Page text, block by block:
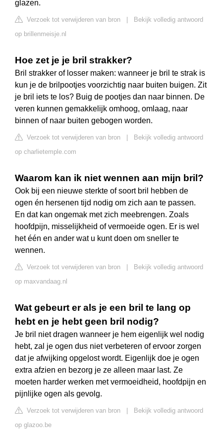
glazen.
Verzoek tot verwijderen van bron
Bekijk volledig antwoord
op brillenmeisje.nl
Hoe zet je je bril strakker?
Bril strakker of losser maken: wanneer je bril te strak is
kun je de brilpootjes voorzichtig naar buiten buigen. Zit
je bril iets te los? Buig de pootjes dan naar binnen. De
veren kunnen gemakkelijk omhoog, omlaag, naar
binnen of naar buiten gebogen worden.
Verzoek tot verwijderen van bron
Bekijk volledig antwoord
op charlietemple.com
Waarom kan ik niet wennen aan mijn bril?
Ook bij een nieuwe sterkte of soort bril hebben de
ogen én hersenen tijd nodig om zich aan te passen.
En dat kan ongemak met zich meebrengen. Zoals
hoofdpijn, misselijkheid of vermoeide ogen. Er is wel
het één en ander wat u kunt doen om sneller te
wennen.
Verzoek tot verwijderen van bron
Bekijk volledig antwoord
op maxvandaag.nl
Wat gebeurt er als je een bril te lang op
hebt en je hebt geen bril nodig?
Je bril niet dragen wanneer je hem eigenlijk wel nodig
hebt, zal je ogen dus niet verbeteren of ervoor zorgen
dat je afwijking opgelost wordt. Eigenlijk doe je ogen
extra afzien en bezorg je ze alleen maar last. Ze
moeten harder werken met vermoeidheid, hoofdpijn en
pijnlijke ogen als gevolg.
Verzoek tot verwijderen van bron
Bekijk volledig antwoord
op glazoo.be